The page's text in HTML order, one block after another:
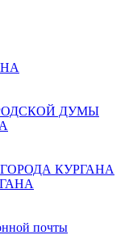
ДУМЫ
КУРГАНА
почты